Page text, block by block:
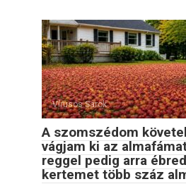
Vírusos Sarok
A szomszédom
vágjam ki az
reggel pedig arra
kertemet több száz